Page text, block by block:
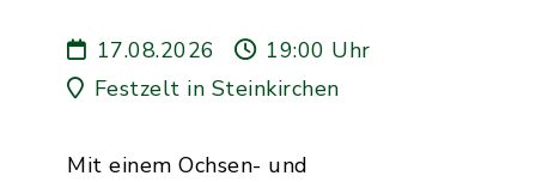
17.08.2026
19:00 Uhr
Festzelt in Steinkirchen
Mit einem Ochsen- und